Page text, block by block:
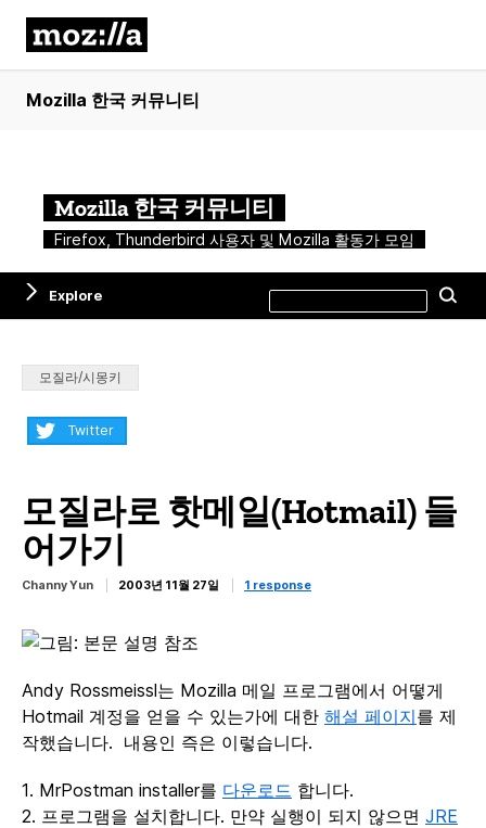
Mozilla 한국 커뮤니티
Mozilla 한국 커뮤니티
Firefox, Thunderbird 사용자 및 Mozilla 활동가 모임
Explore
this
site
Categories:
모질라/시몽키
Share:Twitter
모질라로 핫메일(Hotmail) 들
어가기
Channy Yun 2003년 11월 27일 1 response
Andy Rossmeissl는 Mozilla 메일 프로그램에서 어떻게
Hotmail 계정을 얻을 수 있는가에 대한 해설 페이지를 제
작했습니다. 내용인 즉은 이렇습니다.
1. MrPostman installer를 다운로드 합니다.
2. 프로그램을 설치합니다. 만약 실행이 되지 않으면 JRE